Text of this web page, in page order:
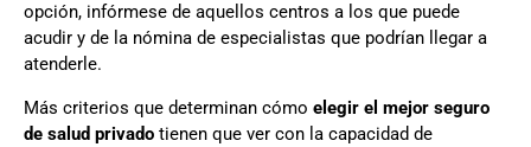
opción, infórmese de aquellos centros a los que puede
acudir y de la nómina de especialistas que podrían llegar a
atenderle.
Más criterios que determinan cómo elegir el mejor seguro
de salud privado tienen que ver con la capacidad de